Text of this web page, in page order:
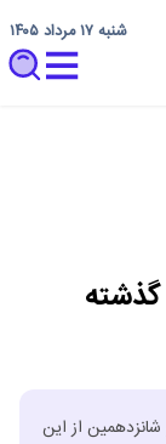
شنبه ۱۷ مرداد ۱۴۰۵
برنامه «یک‌شنبه ـ یک‌ناشر» سال ۱۴۰۵ و شانزدهمین از این